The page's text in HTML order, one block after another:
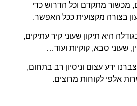
מכשור מתקדם וכל הדרוש כדי
בצורה מקצועית ככל האפשר.
היא תיקון שעוני קיר עתיקים,
שעוני סבא, קוקיות ועוד…
ידע עצום וניסיון רב בתחום,
אלפי לקוחות מרוצים.